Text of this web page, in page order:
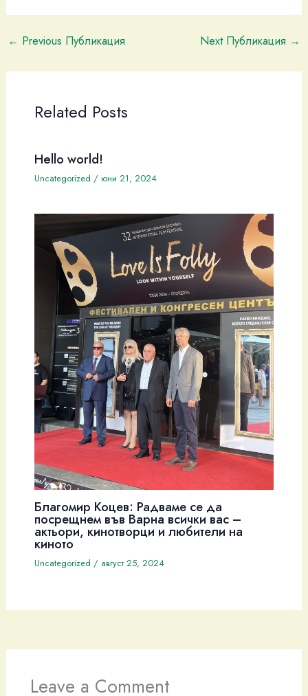
← Previous Публикация Next Публикация →
Related Posts
Hello world!
Uncategorized / юни 21, 2024
Благомир Коцев: Радваме се да
посрещнем във Варна всички вас –
актьори, кинотворци и любители на
киното
Uncategorized / август 25, 2024
Leave a Comment